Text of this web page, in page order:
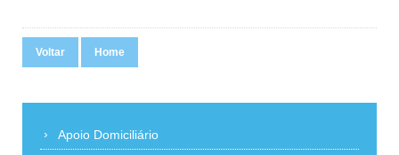
Voltar Home
Apoio Domiciliário